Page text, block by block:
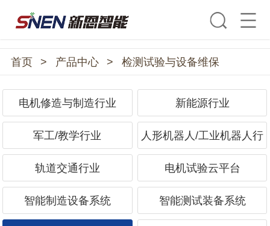
首页 > 产品中心 > 检测试验与设备维保
电机修造与制造行业 新能源行业
军工/教学行业 人形机器人/工业机器人行
业
轨道交通行业 电机试验云平台
智能制造设备系统 智能测试装备系统